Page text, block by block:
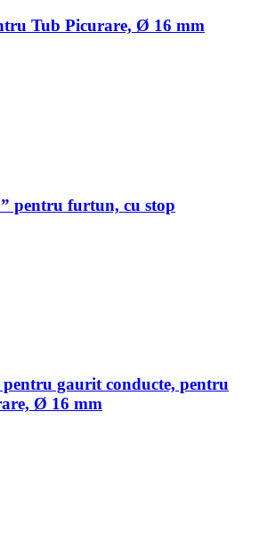
Tub Picurare, Ø 16 mm
pentru furtun, cu stop
gaurit conducte, pentru
Ø 16 mm